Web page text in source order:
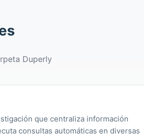
Duperly
que centraliza información
consultas automáticas en diversas